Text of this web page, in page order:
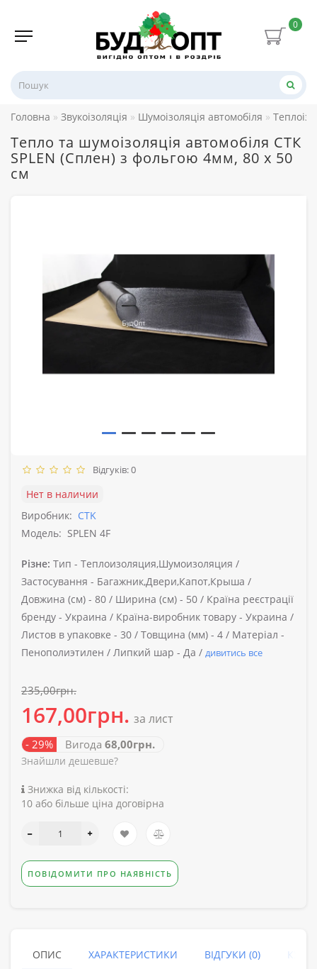
0
Головна Звукоізоляція Шумоізоляція автомобіля
Тепло та шумоізоляція автомобіля СТК
SPLEN (Сплен) з фольгою 4мм, 80 х 50
см
Відгуків: 0
Нет в наличии
Виробник: CTK
Модель: SPLEN 4F
Різне: Тип - Теплоизоляция,Шумоизоляция /
Застосування - Багажник,Двери,Капот,Крыша /
Довжина (см) - 80 / Ширина (см) - 50 / Країна реєстрації
бренду - Украина / Країна-виробник товару - Украина /
Листов в упаковке - 30 / Товщина (мм) - 4 / Матеріал -
Пенополиэтилен / Липкий шар - Да / дивитись все
235,00грн.
167,00грн. за лист
- 29% Вигода 68,00грн.
Знайшли дешевше?
Знижка від кількості:
10 або більше ціна договірна
ПОВІДОМИТИ ПРО НАЯВНІСТЬ
ОПИС ХАРАКТЕРИСТИКИ ВІДГУКИ (0)